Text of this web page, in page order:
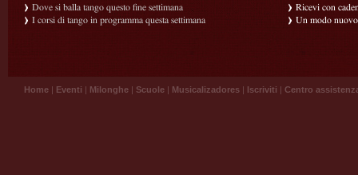
Dove si balla tango questo fine settimana
I corsi di tango in programma questa settimana
Ricevi con
Un modo
Home | Eventi | Milonghe | Scuole | Musicalizadores | Iscriviti | Centro